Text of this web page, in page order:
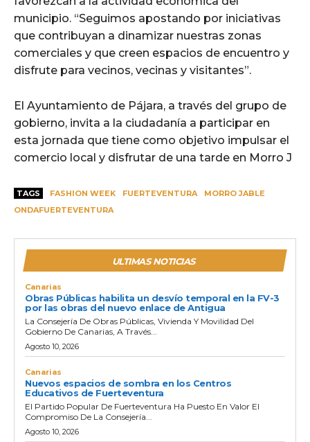
municipio. “Seguimos apostando por iniciativas
que contribuyan a dinamizar nuestras zonas
comerciales y que creen espacios de encuentro y
disfrute para vecinos, vecinas y visitantes”.
El Ayuntamiento de Pájara, a través del grupo de
gobierno, invita a la ciudadanía a participar en
esta jornada que tiene como objetivo impulsar el
comercio local y disfrutar de una tarde en Morro J
TAGS FASHION WEEK FUERTEVENTURA
MORRO JABLE
ONDAFUERTEVENTURA
ULTIMAS NOTICIAS
Canarias
Obras Públicas habilita un desvío temporal en la FV-3
por las obras del nuevo enlace de Antigua
La Consejería De Obras Públicas, Vivienda Y Movilidad Del
Gobierno De Canarias, A Través...
Agosto 10, 2026
Canarias
Nuevos espacios de sombra en los Centros
Educativos de Fuerteventura
El Partido Popular De Fuerteventura Ha Puesto En Valor El
Compromiso De La Consejería...
Agosto 10, 2026